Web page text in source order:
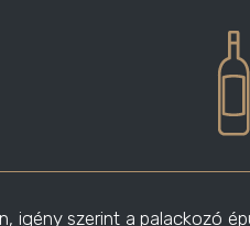
igény szerint a palackozó